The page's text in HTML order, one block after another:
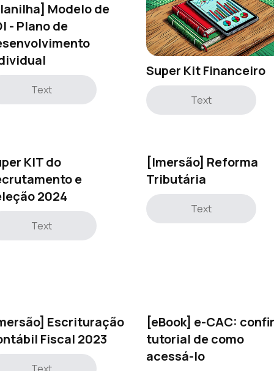
Modelo de
- Plano de
Text
Super Kit Financeiro
Text
KIT do
e
2024
Text
[Imersão] Reforma
Tributária
Text
Escrituração
Fiscal 2023
[eBook] e-CAC:
tutorial de como
acessá-lo